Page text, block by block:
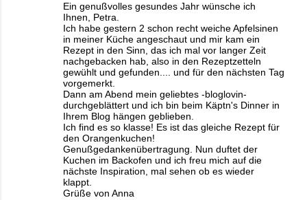
Ein genußvolles gesundes Jahr wünsche ich
Ihnen, Petra.
Ich habe gestern 2 schon recht weiche Apfelsinen
in meiner Küche angeschaut und mir kam ein
Rezept in den Sinn, das ich mal vor langer Zeit
nachgebacken hab, also in den Rezeptzetteln
gewühlt und gefunden.... und für den nächsten Tag
vorgemerkt.
Dann am Abend mein geliebtes -bloglovin-
durchgeblättert und ich bin beim Käptn's Dinner in
Ihrem Blog hängen geblieben.
Ich find es so klasse! Es ist das gleiche Rezept für
den Orangenkuchen!
Genußgedankenübertragung. Nun duftet der
Kuchen im Backofen und ich freu mich auf die
nächste Inspiration, mal sehen ob es wieder
klappt.
Grüße von Anna